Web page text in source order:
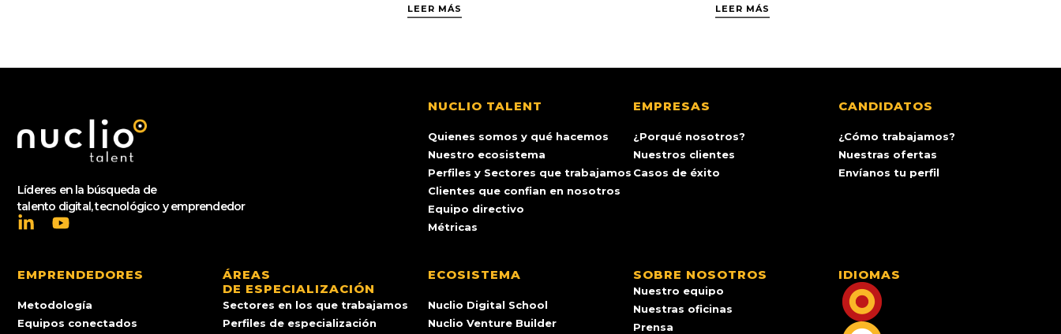
LEER MÁS LEER MÁS
Líderes en la búsqueda de
talento digital, tecnológico y emprendedor
NUCLIO TALENT
Quienes somos y qué hacemos
Nuestro ecosistema
Perfiles y Sectores que trabajamos
Clientes que confian en nosotros
Equipo directivo
Métricas
EMPRESAS
¿Porqué nosotros?
Nuestros clientes
Casos de éxito
CANDIDATOS
¿Cómo trabajamos?
Nuestras ofertas
Envíanos tu perfil
EMPRENDEDORES
Metodología
Equipos conectados
ÁREAS
DE ESPECIALIZACIÓN
Sectores en los que trabajamos
Perfiles de especialización
ECOSISTEMA
Nuclio Digital School
Nuclio Venture Builder
SOBRE NOSOTROS
Nuestro equipo
Nuestras oficinas
Prensa
IDIOMAS